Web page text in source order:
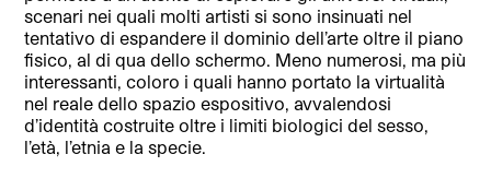
scenari nei quali molti artisti si sono insinuati nel
tentativo di espandere il dominio dell’arte oltre il piano
fisico, al di qua dello schermo. Meno numerosi, ma più
interessanti, coloro i quali hanno portato la virtualità
nel reale dello spazio espositivo, avvalendosi
d’identità costruite oltre i limiti biologici del sesso,
l’età, l’etnia e la specie.